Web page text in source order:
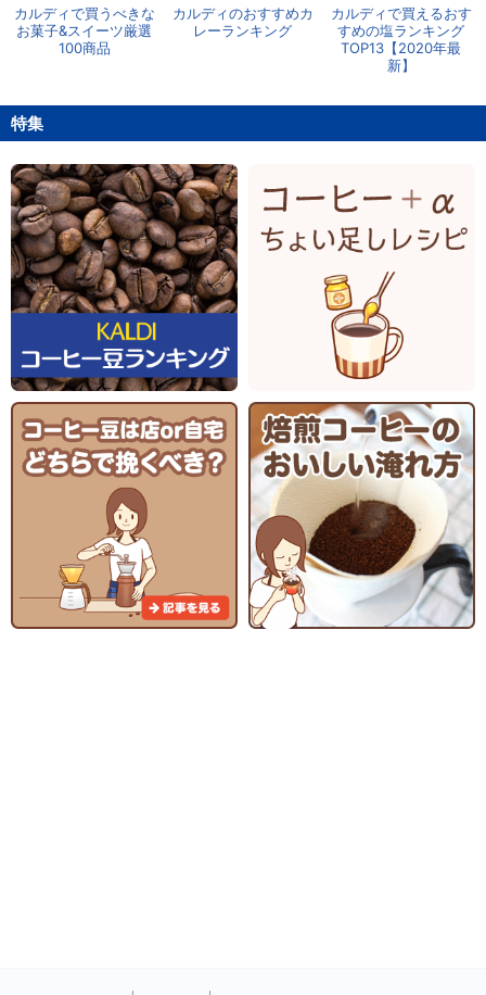
カルディで買うべきな
お菓子&スイーツ厳選
100商品
カルディのおすすめカ
レーランキング
カルディで買えるおす
すめの塩ランキング
TOP13【2020年最
新】
特集